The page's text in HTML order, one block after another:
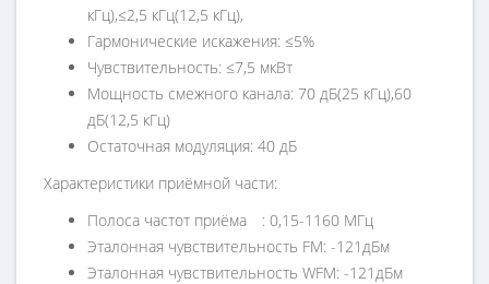
кГц),≤2,5 кГц(12,5 кГц),
Гармонические искажения: ≤5%
Чувствительность: ≤7,5 мкВт
Мощность смежного канала: 70 дБ(25 кГц),60
дБ(12,5 кГц)
Остаточная модуляция: 40 дБ
Характеристики приёмной части:
Полоса частот приёма
: 0,15-1160 МГц
Эталонная чувствительность FM: -121дБм
Эталонная чувствительность WFM: -121дБм